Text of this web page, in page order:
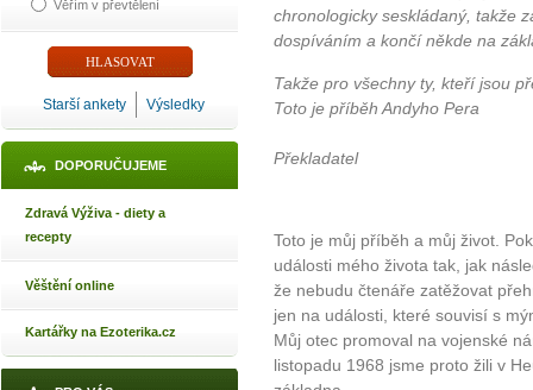
Věřím v převtělení
Starší ankety Výsledky
DOPORUČUJEME
Zdravá Výživa - diety a
recepty
Věštění online
Kartářky na Ezoterika.cz
chronologicky seskládaný, takže
dospíváním a končí někde na
Takže pro všechny ty, kteří jsou
Toto je příběh Andyho Pera
Překladatel
Toto je můj příběh a můj život.
události mého života tak, jak
že nebudu čtenáře zatěžovat
jen na události, které souvisí s
Můj otec promoval na vojenské
listopadu 1968 jsme proto žili v